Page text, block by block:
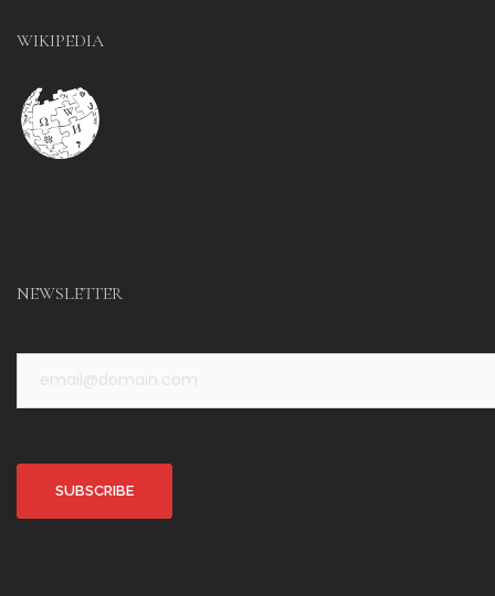
WIKIPEDIA
NEWSLETTER